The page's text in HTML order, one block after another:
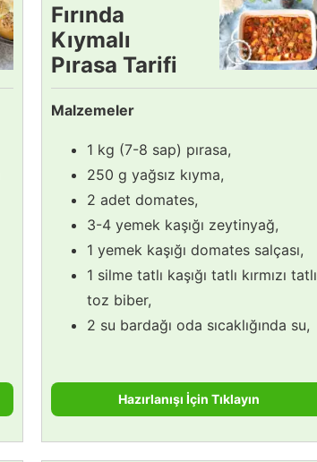
Fırında
Kıymalı
Pırasa Tarifi
Malzemeler
1 kg (7-8 sap) pırasa,
250 g yağsız kıyma,
2 adet domates,
3-4 yemek kaşığı zeytinyağ,
1 yemek kaşığı domates salçası,
1 silme tatlı kaşığı tatlı kırmızı tatlı
toz biber,
2 su bardağı oda sıcaklığında su,
Hazırlanışı İçin Tıklayın